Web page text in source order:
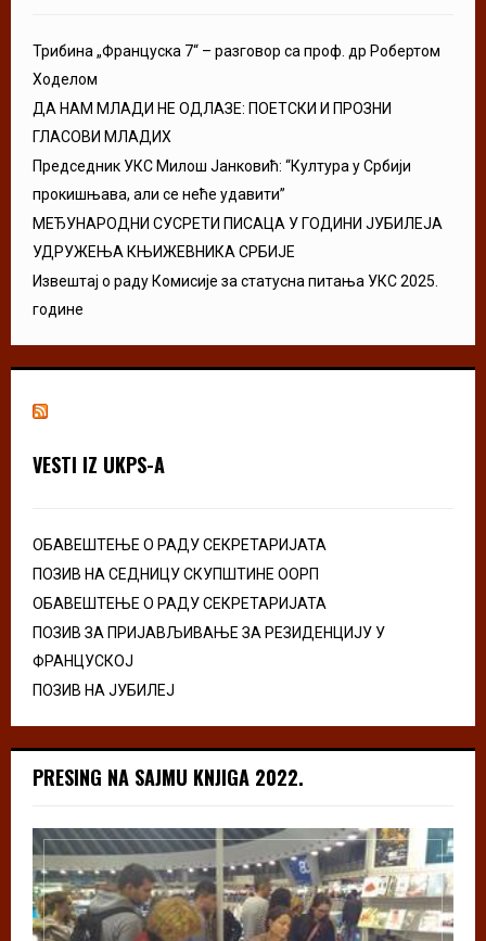
Трибина „Француска 7“ – разговор са проф. др Робертом
Ходелом
ДА НАМ МЛАДИ НЕ ОДЛАЗЕ: ПОЕТСКИ И ПРОЗНИ
ГЛАСОВИ МЛАДИХ
Председник УКС Милош Јанковић: “Култура у Србији
прокишњава, али се неће удавити”
МЕЂУНАРОДНИ СУСРЕТИ ПИСАЦА У ГОДИНИ ЈУБИЛЕЈА
УДРУЖЕЊА КЊИЖЕВНИКА СРБИЈЕ
Извештај о раду Комисије за статусна питања УКС 2025.
године
VESTI IZ UKPS-A
ОБАВЕШТЕЊЕ О РАДУ СЕКРЕТАРИЈАТА
ПОЗИВ НА СЕДНИЦУ СКУПШТИНЕ ООРП
ОБАВЕШТЕЊЕ О РАДУ СЕКРЕТАРИЈАТА
ПОЗИВ ЗА ПРИЈАВЉИВАЊЕ ЗА РЕЗИДЕНЦИЈУ У
ФРАНЦУСКОЈ
ПОЗИВ НА ЈУБИЛЕЈ
PRESING NA SAJMU KNJIGA 2022.